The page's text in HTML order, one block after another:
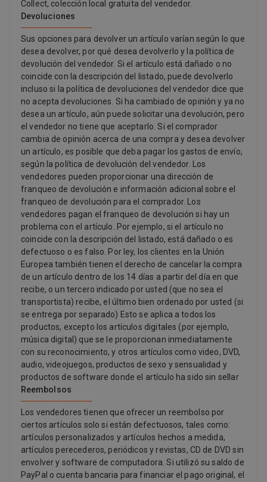
Collect, colección local gratuita del vendedor.
Devoluciones
Sus opciones para devolver un artículo varían según lo que
desea devolver, por qué desea devolverlo y la política de
devolución del vendedor. Si el artículo está dañado o no
coincide con la descripción del listado, puede devolverlo
incluso si la política de devoluciones del vendedor dice que
no acepta devoluciones. Si ha cambiado de opinión y ya no
desea un artículo, aún puede solicitar una devolución, pero
el vendedor no tiene que aceptarlo. Si el comprador
cambia de opinión acerca de una compra y desea devolver
un artículo, es posible que deba pagar los gastos de envío,
según la política de devolución del vendedor. Los
vendedores pueden proporcionar una dirección de
franqueo de devolución e información adicional sobre el
franqueo de devolución para el comprador. Los
vendedores pagan el franqueo de devolución si hay un
problema con el artículo. Por ejemplo, si el artículo no
coincide con la descripción del listado, está dañado o es
defectuoso o es falso. Por ley, los clientes en la Unión
Europea también tienen el derecho de cancelar la compra
de un artículo dentro de los 14 días a partir del día en que
recibe, o un tercero indicado por usted (que no sea el
transportista) recibe, el último bien ordenado por usted (si
se entrega por separado) Esto se aplica a todos los
productos, excepto los artículos digitales (por ejemplo,
música digital) que se le proporcionan inmediatamente
con su reconocimiento, y otros artículos como video, DVD,
audio, videojuegos, productos de sexo y sensualidad y
productos de software donde el artículo ha sido sin sellar
Reembolsos
Los vendedores tienen que ofrecer un reembolso por
ciertos artículos solo si están defectuosos, tales como:
artículos personalizados y artículos hechos a medida,
artículos perecederos, periódicos y revistas, CD de DVD sin
envolver y software de computadora. Si utilizó su saldo de
PayPal o cuenta bancaria para financiar el pago original, el